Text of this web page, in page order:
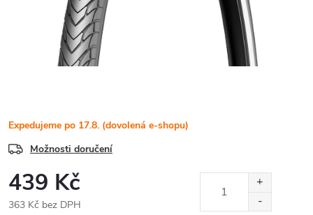
Expedujeme po 17.8. (dovolená e-shopu)
Možnosti doručení
439 Kč
363 Kč bez DPH